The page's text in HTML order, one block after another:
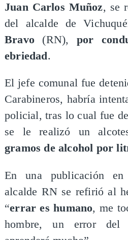
Juan Carlos Muñoz, se
del alcalde de
Bravo(RN), por
ebriedad.
El jefe comunal fue
Carabineros, habría
policial, tras lo cual fue
se le realizó un
gramos de alcohol por
En una publicación
alcalde RN se refirió al
“errar es humano, me
hombre, un error del